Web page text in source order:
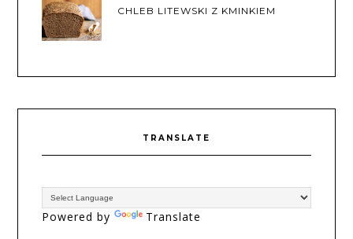
CHLEB LITEWSKI Z KMINKIEM
TRANSLATE
Powered by Translate